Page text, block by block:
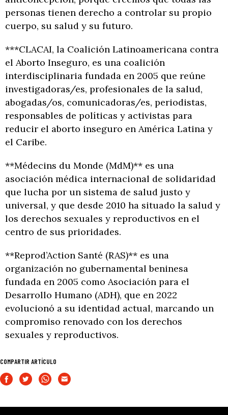
personas tienen derecho a controlar su propio
cuerpo, su salud y su futuro.
***CLACAI, la Coalición Latinoamericana contra
el Aborto Inseguro, es una coalición
interdisciplinaria fundada en 2005 que reúne
investigadoras/es, profesionales de la salud,
abogadas/os, comunicadoras/es, periodistas,
responsables de políticas y activistas para
reducir el aborto inseguro en América Latina y
el Caribe.
**Médecins du Monde (MdM)** es una
asociación médica internacional de solidaridad
que lucha por un sistema de salud justo y
universal, y que desde 2010 ha situado la salud y
los derechos sexuales y reproductivos en el
centro de sus prioridades.
**Reprod’Action Santé (RAS)** es una
organización no gubernamental beninesa
fundada en 2005 como Asociación para el
Desarrollo Humano (ADH), que en 2022
evolucionó a su identidad actual, marcando un
compromiso renovado con los derechos
sexuales y reproductivos.
COMPARTIR ARTÍCULO